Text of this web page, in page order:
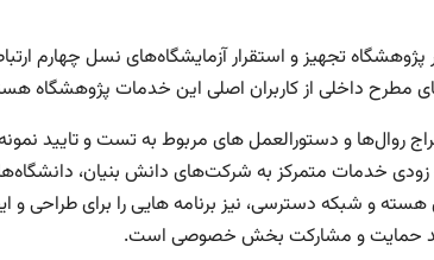
تجهیز و استقرار آزمایشگاه‌های نسل چهارم
مطرح داخلی از کاربران اصلی این خدمات پژوهشگاه
روال‌ها و دستورالعمل های مربوط به تست و تایید
زودی خدمات متمرکز به شرکت‌های دانش بنیان،
هسته و شبکه دسترسی، نیز برنامه هایی را برای طراحی و
حمایت و مشارکت بخش خصوصی است.